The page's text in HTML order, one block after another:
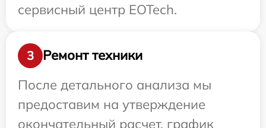
сервисный центр EOTech.
3
Ремонт техники
После детального анализа мы
предоставим на утверждение
окончательный расчет, график